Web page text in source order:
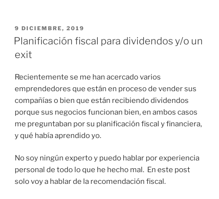
PUBLICADO
EL
9 DICIEMBRE, 2019
Planificación fiscal para dividendos y/o un
exit
Recientemente se me han acercado varios
emprendedores que están en proceso de vender sus
compañías o bien que están recibiendo dividendos
porque sus negocios funcionan bien, en ambos casos
me preguntaban por su planificación fiscal y financiera,
y qué había aprendido yo.
No soy ningún experto y puedo hablar por experiencia
personal de todo lo que he hecho mal. En este post
solo voy a hablar de la recomendación fiscal.